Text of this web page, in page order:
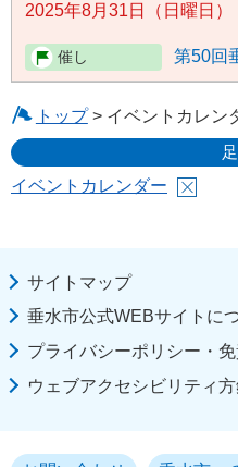
2025年8月31日（日曜日）
第50回
トップ> イベントカレン
イベントカレンダー
サイトマップ
垂水市公式WEBサイトに
プライバシーポリシー・
ウェブアクセシビリティ